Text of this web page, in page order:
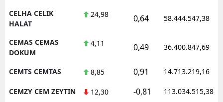
CELHA CELIK
HALAT
24,98 0,64 58.444.547,38
CEMAS CEMAS
DOKUM
4,11 0,49 36.400.847,69
CEMTS CEMTAS 8,85 0,91 14.713.219,16
CEMZY CEM ZEYTIN 12,30 -0,81 113.034.515,38